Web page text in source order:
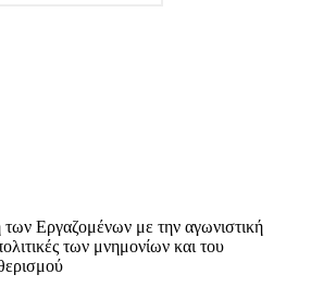
Εργαζομένων με την αγωνιστική
των μνημονίων και του